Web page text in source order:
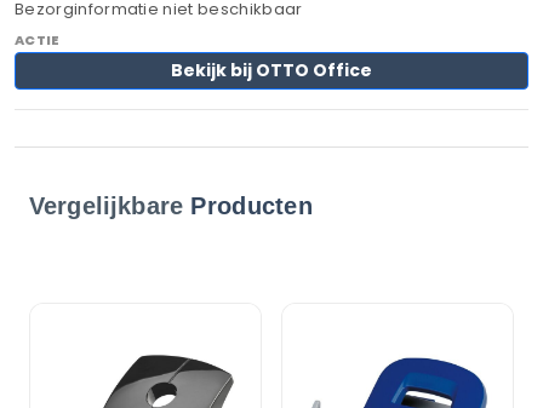
Bezorginformatie niet beschikbaar
Bekijk bij OTTO Office
Vergelijkbare Producten